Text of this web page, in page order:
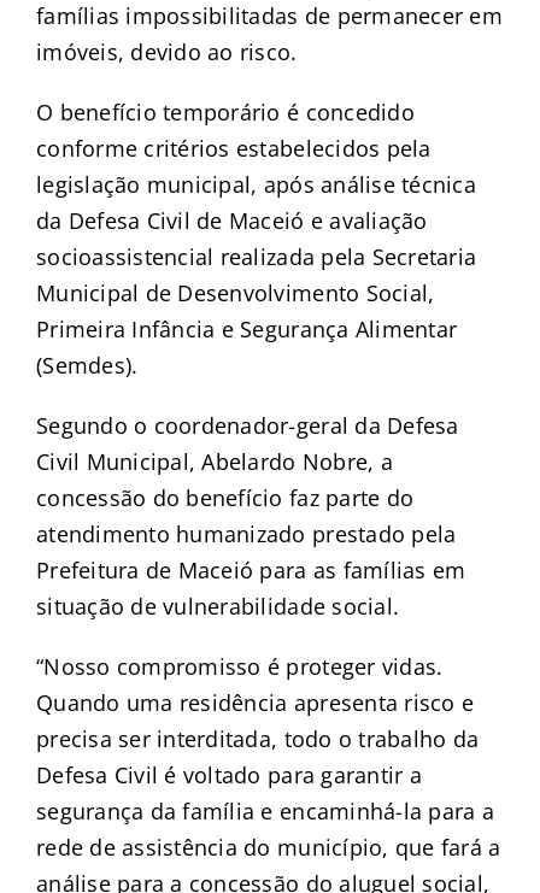
famílias impossibilitadas de permanecer em
imóveis, devido ao risco.
O benefício temporário é concedido
conforme critérios estabelecidos pela
legislação municipal, após análise técnica
da Defesa Civil de Maceió e avaliação
socioassistencial realizada pela Secretaria
Municipal de Desenvolvimento Social,
Primeira Infância e Segurança Alimentar
(Semdes).
Segundo o coordenador-geral da Defesa
Civil Municipal, Abelardo Nobre, a
concessão do benefício faz parte do
atendimento humanizado prestado pela
Prefeitura de Maceió para as famílias em
situação de vulnerabilidade social.
“Nosso compromisso é proteger vidas.
Quando uma residência apresenta risco e
precisa ser interditada, todo o trabalho da
Defesa Civil é voltado para garantir a
segurança da família e encaminhá-la para a
rede de assistência do município, que fará a
análise para a concessão do aluguel social,